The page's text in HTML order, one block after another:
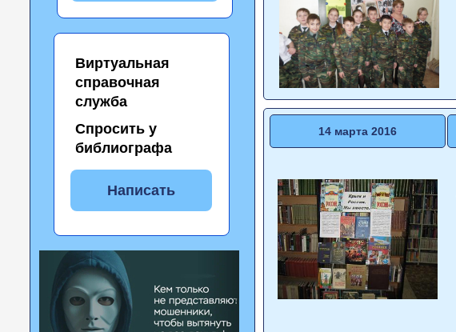
Виртуальная
справочная
служба
Спросить у
библиографа
Написать
14 марта 2016